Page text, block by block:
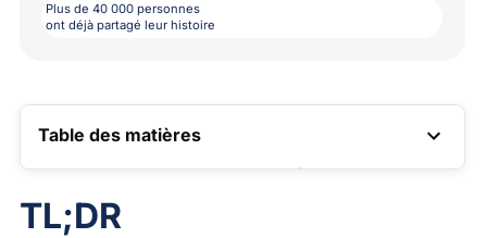
Plus de 40 000 personnes
ont déjà partagé leur histoire
Table des matières
TL;DR